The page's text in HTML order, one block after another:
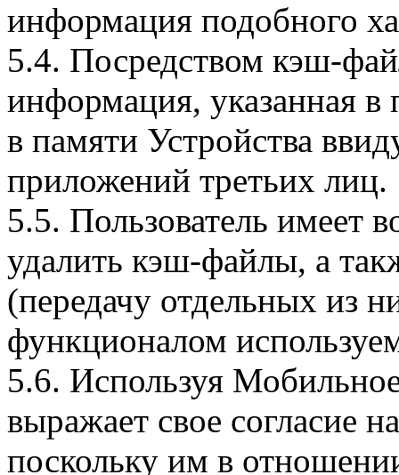
информация подобного
5.4. Посредством кэш-
информация, указанная в
в памяти Устройства
приложений третьих лиц.
5.5. Пользователь имеет
удалить кэш-файлы, а
(передачу отдельных из
функционалом
5.6. Используя
выражает свое согласие
поскольку им в